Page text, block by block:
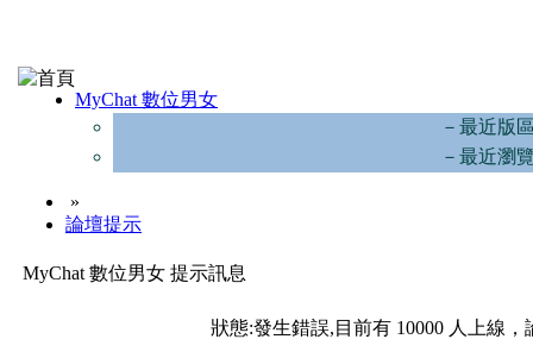
MyChat 數位男女
－最近版
－最近瀏
»
論壇提示
MyChat 數位男女 提示訊息
狀態:發生錯誤,目前有 10000 人上線